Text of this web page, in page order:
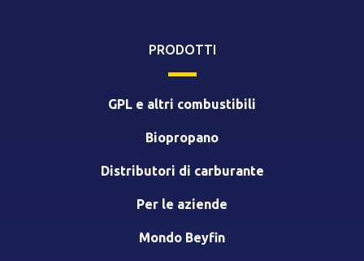
PRODOTTI
GPL e altri combustibili
Biopropano
Distributori di carburante
Per le aziende
Mondo Beyfin